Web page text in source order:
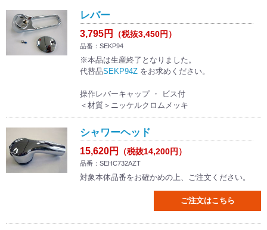
レバー
3,795円 （税抜3,450円）
品番：SEKP94
※本品は生産終了となりました。
代替品SEKP94Zをお求めください。
操作レバーキャップ ・ ビス付
＜材質＞ニッケルクロムメッキ
シャワーヘッド
15,620円 （税抜14,200円）
品番：SEHC732AZT
対象本体品番をお確かめの上、ご注文ください。
ご注文はこちら